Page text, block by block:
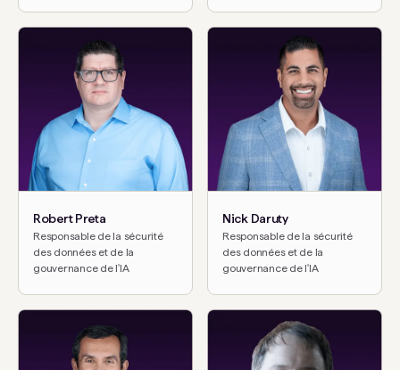
Robert Preta
Responsable de la sécurité
des données et de la
gouvernance de l'IA
Nick Daruty
Responsable de la sécurité
des données et de la
gouvernance de l'IA